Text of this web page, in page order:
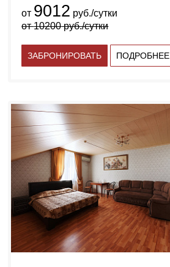
от 9012 руб./сутки
от10200руб./сутки
ЗАБРОНИРОВАТЬ ПОДРОБНЕЕ